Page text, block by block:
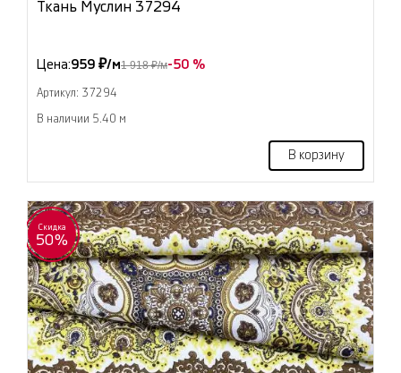
Ткань Муслин 37294
Цена:959 ₽/м1 918 ₽/м-50 %
Артикул: 37294
В наличии 5.40 м
В корзину
Скидка
50%